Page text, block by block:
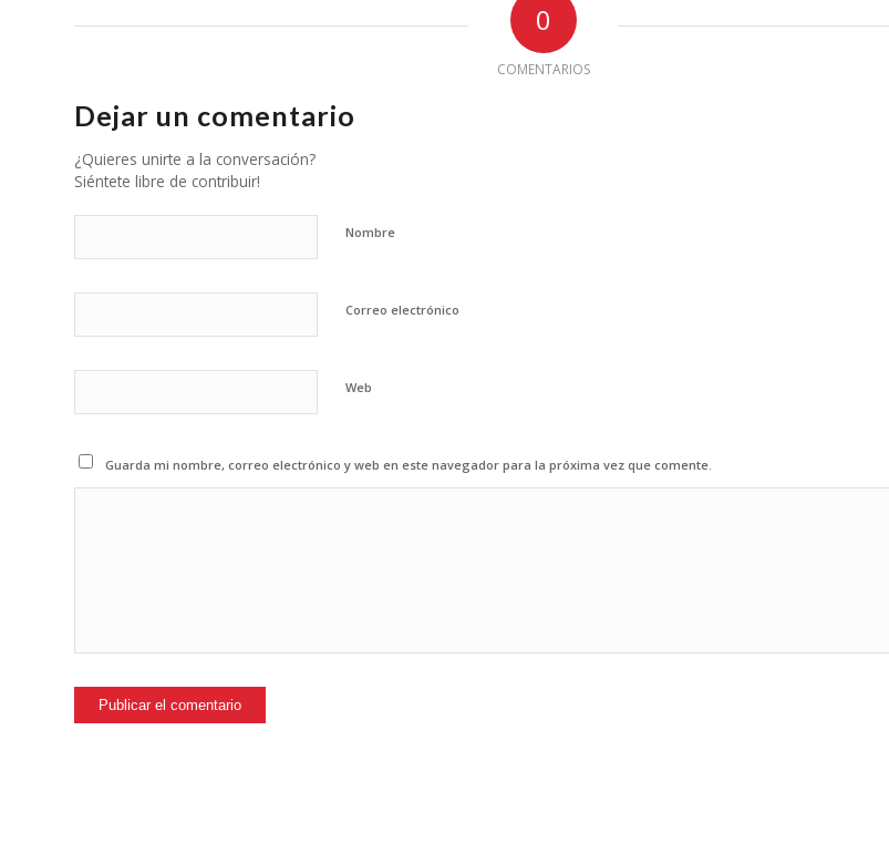
0
COMENTARIOS
Dejar un comentario
¿Quieres unirte a la conversación?
Siéntete libre de contribuir!
Nombre
Correo electrónico
Web
Guarda mi nombre, correo electrónico y web en este navegador para la próxima vez que comente.